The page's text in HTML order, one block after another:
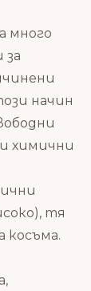
много
за
начин
химични
тя
косъма.